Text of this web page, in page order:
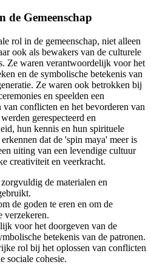
de Gemeenschap
rol in de gemeenschap, niet alleen
ook als bewakers van de culturele
Ze waren verantwoordelijk voor het
en de symbolische betekenis van
Ze waren ook betrokken bij
en speelden een
conflicten en het bevorderen van
gerespecteerd en
hun kennis en hun spirituele
dat de 'spin maya' meer is
uiting van een levendige cultuur
creativiteit en veerkracht.
de materialen en
de goden te eren en om de
verzekeren.
voor het doorgeven van de
betekenis van de patronen.
rol bij het oplossen van conflicten
sociale cohesie.